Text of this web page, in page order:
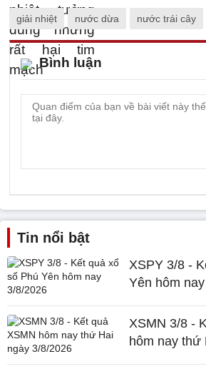
giải nhiệt nước dừa nước trái cây
Bình luận
Tin nổi bật
XSPY 3/8 -
Yên hôm
XSMN 3/8 -
hôm nay thứ